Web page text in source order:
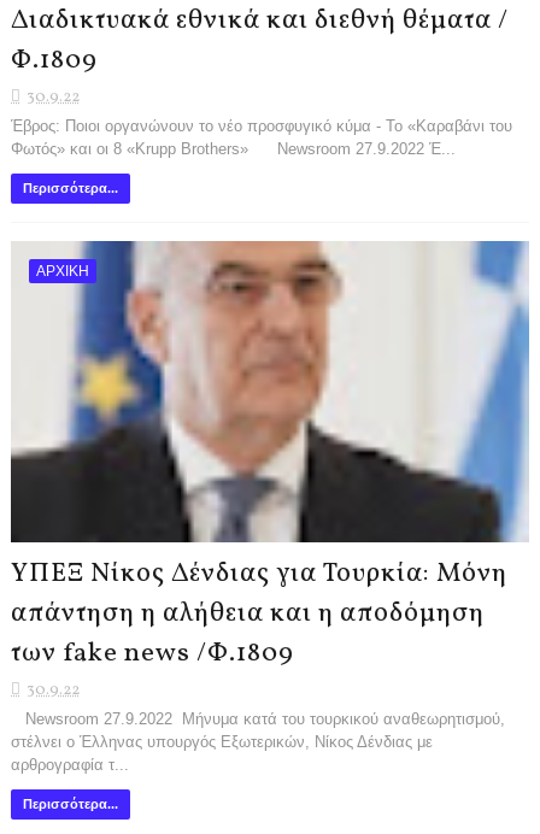
Διαδικτυακά εθνικά και διεθνή θέματα /
Φ.1809
30.9.22
Έβρος: Ποιοι οργανώνουν το νέο προσφυγικό κύμα - Το «Καραβάνι του
Φωτός» και οι 8 «Krupp Brothers» Newsroom 27.9.2022 Έ...
Περισσότερα...
ΑΡΧΙΚΗ
ΥΠΕΞ Νίκος Δένδιας για Τουρκία: Μόνη
απάντηση η αλήθεια και η αποδόμηση
των fake news /Φ.1809
30.9.22
Newsroom 27.9.2022 Μήνυμα κατά του τουρκικού αναθεωρητισμού,
στέλνει ο Έλληνας υπουργός Εξωτερικών, Νίκος Δένδιας με
αρθρογραφία τ...
Περισσότερα...